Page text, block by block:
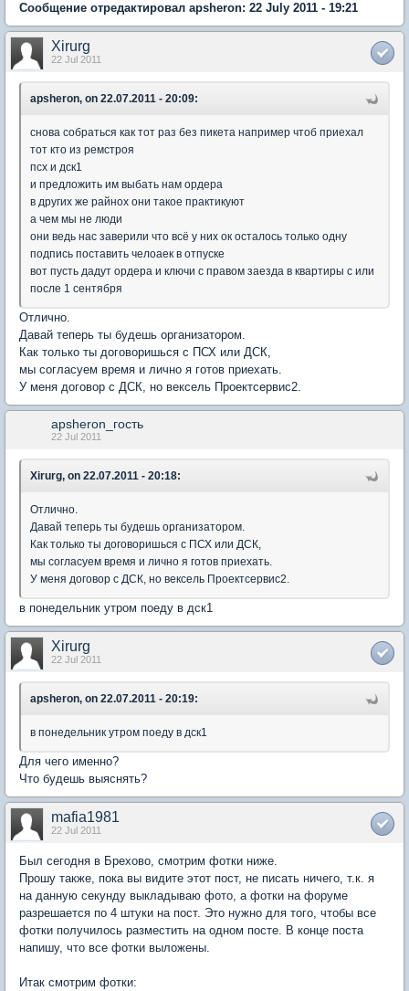
Сообщение отредактировал apsheron: 22 July 2011 - 19:21
Xirurg
22 Jul 2011
apsheron, on 22.07.2011 - 20:09:
снова собраться как тот раз без пикета например чтоб приехал
тот кто из ремстроя
псх и дск1
и предложить им выбать нам ордера
в других же райнох они такое практикуют
а чем мы не люди
они ведь нас заверили что всё у них ок осталось только одну
подпись поставить челоаек в отпуске
вот пусть дадут ордера и ключи с правом заезда в квартиры с или
после 1 сентября
Отлично.
Давай теперь ты будешь организатором.
Как только ты договоришься с ПСХ или ДСК,
мы согласуем время и лично я готов приехать.
У меня договор с ДСК, но вексель Проектсервис2.
apsheron_гость
22 Jul 2011
Xirurg, on 22.07.2011 - 20:18:
Отлично.
Давай теперь ты будешь организатором.
Как только ты договоришься с ПСХ или ДСК,
мы согласуем время и лично я готов приехать.
У меня договор с ДСК, но вексель Проектсервис2.
в понедельник утром поеду в дск1
Xirurg
22 Jul 2011
apsheron, on 22.07.2011 - 20:19:
в понедельник утром поеду в дск1
Для чего именно?
Что будешь выяснять?
mafia1981
22 Jul 2011
Был сегодня в Брехово, смотрим фотки ниже.
Прошу также, пока вы видите этот пост, не писать ничего, т.к. я
на данную секунду выкладываю фото, а фотки на форуме
разрешается по 4 штуки на пост. Это нужно для того, чтобы все
фотки получилось разместить на одном посте. В конце поста
напишу, что все фотки выложены.
Итак смотрим фотки: